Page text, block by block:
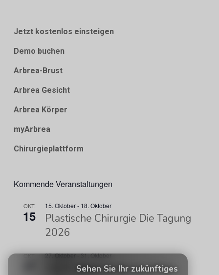
Sehen Sie Ihr zukünftiges
Jetzt kostenlos einsteigen
Demo buchen
Arbrea-Brust
Arbrea Gesicht
Arbrea Körper
myArbrea
Chirurgieplattform
Kommende Veranstaltungen
OKT.
15
15. Oktober- 18. Oktober
Plastische Chirurgie Die Tagung
2026
OKT. 27. Oktober-31. Oktober
ISAPS-Weltkongress 2026